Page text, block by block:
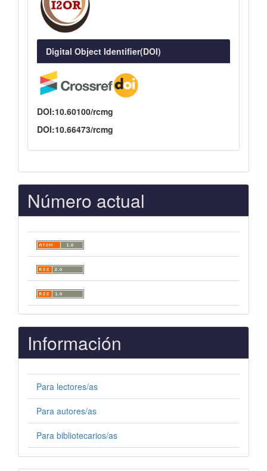
Digital Object Identifier(DOI)
DOI:10.60100/rcmg
DOI:10.66473/rcmg
Número actual
Información
Para lectores/as
Para autores/as
Para bibliotecarios/as